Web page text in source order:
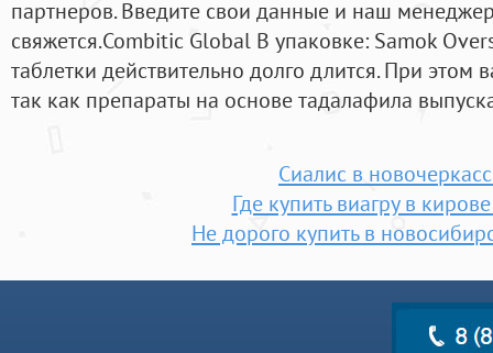
партнеров. Введите свои данные и наш
свяжется.Combitic Global В упаковке: Samok
таблетки действительно долго длится. При этом
так как препараты на основе тадалафила
Сиалис в
Где купить виагру в
Не дорого купить в